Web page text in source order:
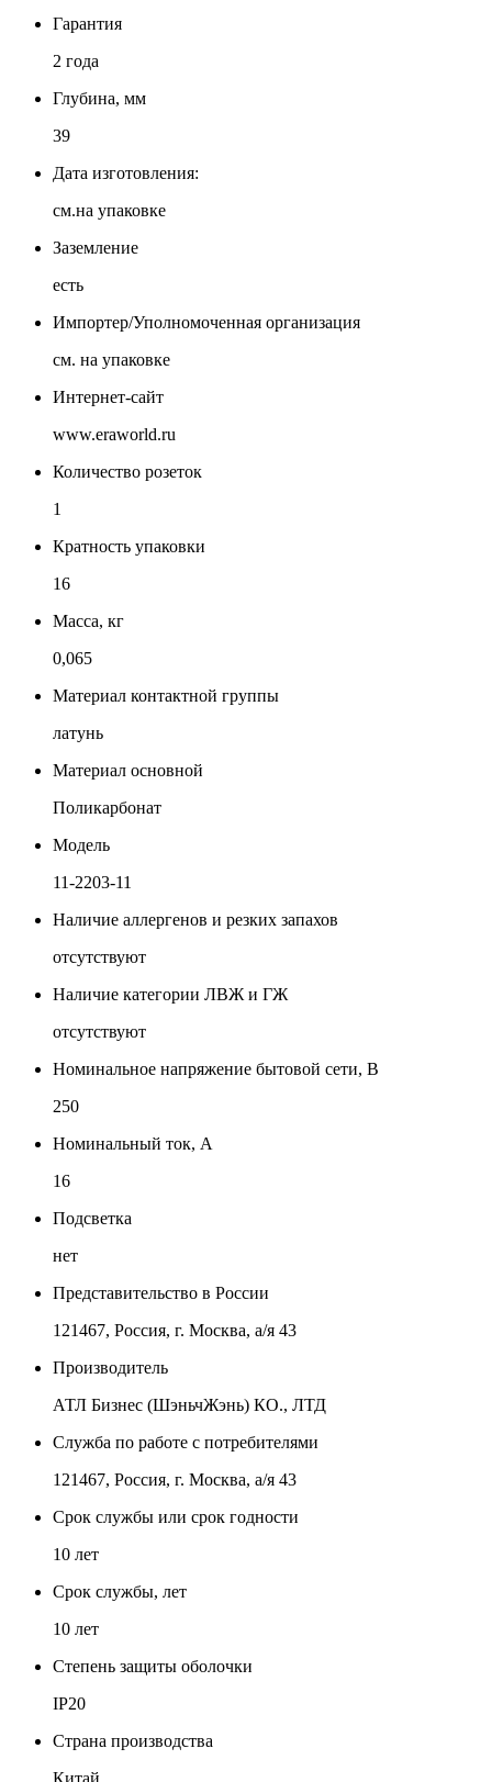
Гарантия
2 года
Глубина, мм
39
Дата изготовления:
см.на упаковке
Заземление
есть
Импортер/Уполномоченная организация
см. на упаковке
Интернет-сайт
www.eraworld.ru
Количество розеток
1
Кратность упаковки
16
Масса, кг
0,065
Материал контактной группы
латунь
Материал основной
Поликарбонат
Модель
11-2203-11
Наличие аллергенов и резких запахов
отсутствуют
Наличие категории ЛВЖ и ГЖ
отсутствуют
Номинальное напряжение бытовой сети, В
250
Номинальный ток, А
16
Подсветка
нет
Представительство в России
121467, Россия, г. Москва, а/я 43
Производитель
АТЛ Бизнес (ШэньчЖэнь) КО., ЛТД
Служба по работе с потребителями
121467, Россия, г. Москва, а/я 43
Срок службы или срок годности
10 лет
Срок службы, лет
10 лет
Степень защиты оболочки
IP20
Страна производства
Китай